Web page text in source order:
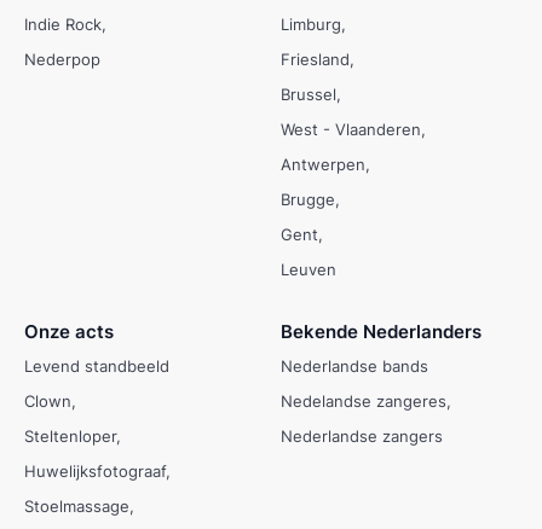
Indie Rock
Nederpop
Limburg
Friesland
Brussel
West - Vlaanderen
Antwerpen
Brugge
Gent
Leuven
Onze acts
Levend standbeeld
Clown
Steltenloper
Huwelijksfotograaf
Stoelmassage
Bekende Nederlanders
Nederlandse bands
Nedelandse zangeres
Nederlandse zangers